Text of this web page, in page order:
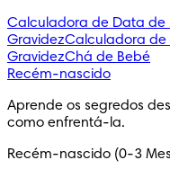
Calculadora de Data de
GravidezCalculadora de
GravidezChá de Bebé
Recém-nascido
Aprende os segredos
como enfrentá-la.
Recém-nascido (0-3